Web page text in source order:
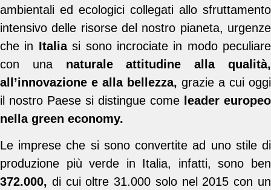
ambientali ed ecologici collegati allo sfruttamento
intensivo delle risorse del nostro pianeta, urgenze
che in Italiasi sono incrociate in modo peculiare
con una naturale attitudine alla qualità,
all’innovazione e alla bellezza, grazie a cui oggi
il nostro Paese si distingue come leader europeo
nella green economy.
Le imprese che si sono convertite ad uno stile di
produzione più verde in Italia, infatti, sono ben
372.000, di cui oltre 31.000 solo nel 2015 con un